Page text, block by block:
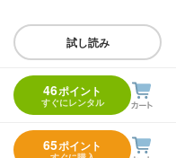
試し読み
46ポイント
すぐにレンタル
65ポイント